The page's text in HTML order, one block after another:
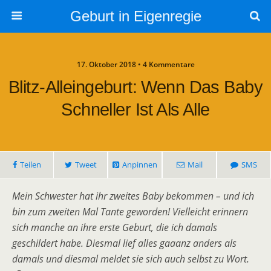
Geburt in Eigenregie
17. Oktober 2018 • 4 Kommentare
Blitz-Alleingeburt: Wenn Das Baby
Schneller Ist Als Alle
Teilen Tweet Anpinnen Mail SMS
Mein Schwester hat ihr zweites Baby bekommen – und ich
bin zum zweiten Mal Tante geworden! Vielleicht erinnern
sich manche an ihre erste Geburt, die ich damals
geschildert habe. Diesmal lief alles gaaanz anders als
damals und diesmal meldet sie sich auch selbst zu Wort.